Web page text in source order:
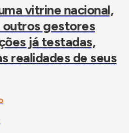
vitrine nacional,
gestores
já testadas,
realidades de seus